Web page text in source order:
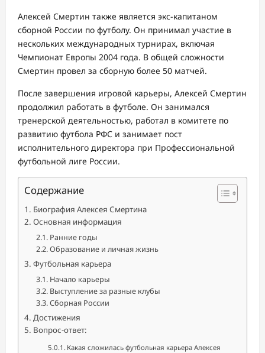
Алексей Смертин также является экс-капитаном
сборной России по футболу. Он принимал участие в
нескольких международных турнирах, включая
Чемпионат Европы 2004 года. В общей сложности
Смертин провел за сборную более 50 матчей.
После завершения игровой карьеры, Алексей Смертин
продолжил работать в футболе. Он занимался
тренерской деятельностью, работал в комитете по
развитию футбола РФС и занимает пост
исполнительного директора при Профессиональной
футбольной лиге России.
Содержание
Биография Алексея Смертина
Основная информация
Ранние годы
Образование и личная жизнь
Футбольная карьера
Начало карьеры
Выступление за разные клубы
Сборная России
Достижения
Вопрос-ответ:
Какая сложилась футбольная карьера Алексея